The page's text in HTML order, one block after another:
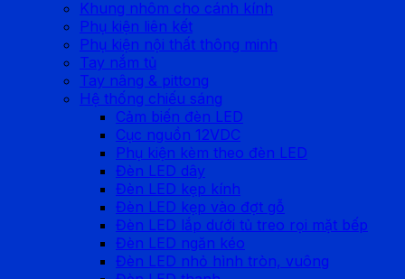
Khung nhôm cho cánh kính
Phụ kiện liên kết
Phụ kiện nội thất thông minh
Tay nắm tủ
Tay nâng & pittong
Hệ thống chiếu sáng
Cảm biến đèn LED
Cục nguồn 12VDC
Phụ kiện kèm theo đèn LED
Đèn LED dây
Đèn LED kẹp kính
Đèn LED kẹp vào đợt gỗ
Đèn LED lắp dưới tủ treo rọi mặt bếp
Đèn LED ngăn kéo
Đèn LED nhỏ hình tròn, vuông